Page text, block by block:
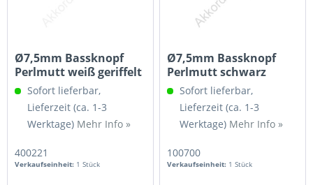
Ø7,5mm Bassknopf
Perlmutt weiß geriffelt
Sofort lieferbar,
Lieferzeit (ca. 1-3
Werktage) Mehr Info »
400221
Verkaufseinheit: 1 Stück
Ø7,5mm Bassknopf
Perlmutt schwarz
Sofort lieferbar,
Lieferzeit (ca. 1-3
Werktage) Mehr Info »
100700
Verkaufseinheit: 1 Stück